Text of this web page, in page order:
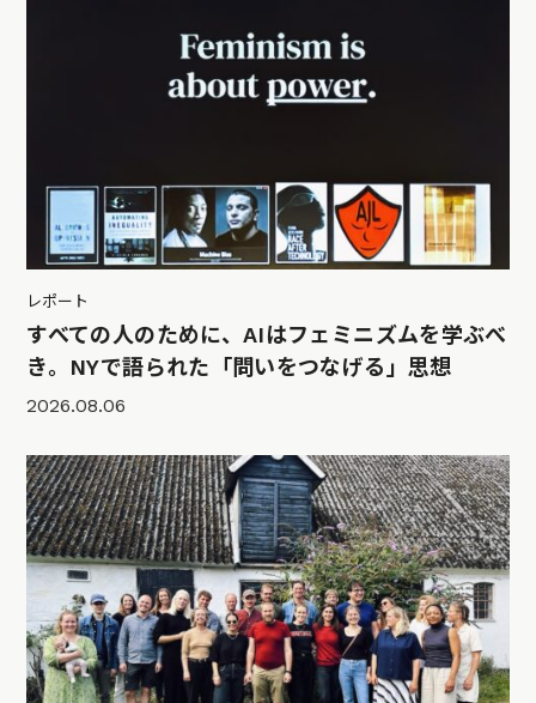
レポート
すべての人のために、AIはフェミニズムを学ぶべ
き。NYで語られた「問いをつなげる」思想
2026.08.06